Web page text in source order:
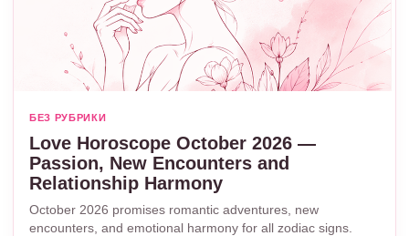
БЕЗ РУБРИКИ
Love Horoscope October 2026 —
Passion, New Encounters and
Relationship Harmony
October 2026 promises romantic adventures, new
encounters, and emotional harmony for all zodiac signs.